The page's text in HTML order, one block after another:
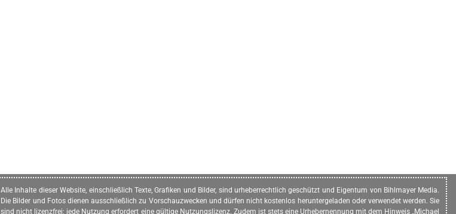
Alle Inhalte dieser Website, einschließlich Texte, Grafiken und Bilder, sind urheberrechtlich geschützt und Eigentum von Bihlmayer Media.
Die Bilder und Fotos dienen ausschließlich zu Vorschauzwecken und dürfen nicht kostenlos heruntergeladen oder verwendet werden. Sie
sind nicht lizenzfrei; jede Nutzung erfordert eine gültige Nutzungslizenz. Zudem ist stets eine Urhebernennung mit dem Hinweis „Michael